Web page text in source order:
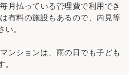
月払っている管理費で利用でき
有料の施設もあるので、内見等
い。
ンションは、雨の日でも子ども
。